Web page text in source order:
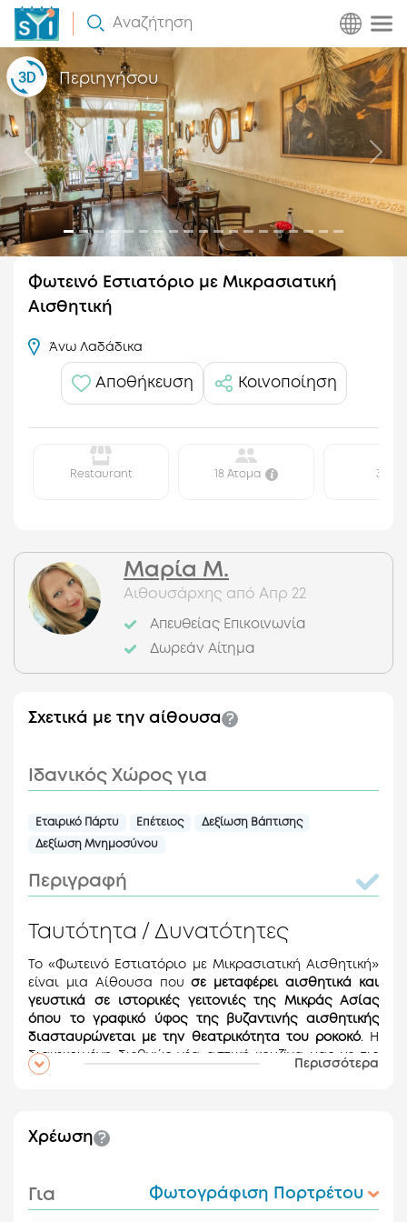
Αναζήτηση
Πως
Λειτουργεί
Περιηγήσου
Προηγούμενο
Φωτεινό Εστιατόριο με Μικρασιατική
Αισθητική
Άνω Λαδάδικα
Αποθήκευση Κοινοποίηση
Restaurant 18 Άτομα 30 τ.μ.
Μαρία Μ.
Αιθουσάρχης από Απρ 22
Απευθείας Επικοινωνία
Δωρεάν Αίτημα
Σχετικά με την αίθουσα
Ιδανικός Χώρος για
Εταιρικό Πάρτυ Επέτειος Δεξίωση Βάπτισης
Δεξίωση Μνημοσύνου
Περιγραφή
Ταυτότητα / Δυνατότητες
Το «Φωτεινό Εστιατόριο με Μικρασιατική Αισθητική»
είναι μια Αίθουσα πουσε μεταφέρει αισθητικά και
γευστικά σε ιστορικές γειτονιές της Μικράς Ασίας
όπου το γραφικό ύφος της βυζαντινής αισθητικής
διασταυρώνεται με την θεατρικότητα του ροκοκό. Η
διακεκριμένη διεθνώς νέα αστική κουζίνα μας με τις
πατροπαράδοτες συνταγές, οι οποίες φέρουν μια
ουρανίσκους σας. Από εταιρικές συναντήσεις,
καλλιτεχνικές διοργανώσεις, παρουσιάσεις βιβλίων
επέτειοι) είμαστε εδώ για να σας προσφέρουμε μια
εξατομικευμένη εμπειρία υψηλών προδιαγραφών.
Περισσότερα
Χρέωση
Για Φωτογράφιση Πορτρέτου